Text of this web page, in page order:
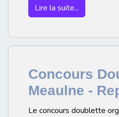
Lire la suite...
Concours
Meaulne -
Le concours doublette